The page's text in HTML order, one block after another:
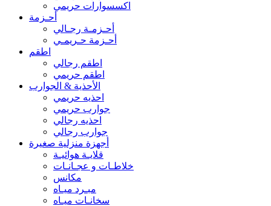
اكسسوارات حريمي
أحـزمة
أحـزمـة رجـالي
أحـزمة حـريمـي
اطقم
اطقم رجالي
اطقم حريمي
الأحذية & الجوارب
احذيه حريمي
جوارب حريمي
احذيه رجالي
جوارب رجالي
أجهزة منزلية صغيرة
قلايـة هوائيـة
خلاطـات و عجـانـات
مكانس
مبـرد ميـاه
سخانـات ميـاه